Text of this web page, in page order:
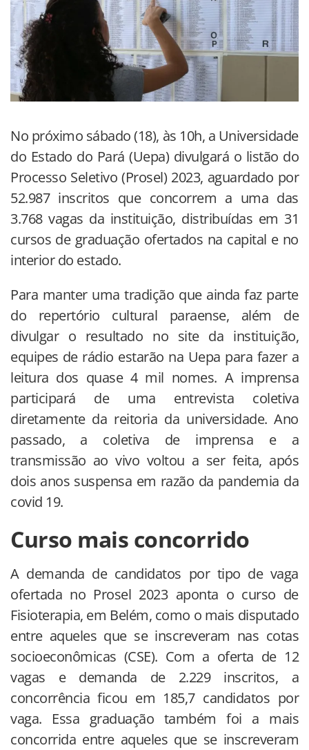
No próximo sábado (18), às 10h, a Universidade
do Estado do Pará (Uepa) divulgará o listão do
Processo Seletivo (Prosel) 2023, aguardado por
52.987 inscritos que concorrem a uma das
3.768 vagas da instituição, distribuídas em 31
cursos de graduação ofertados na capital e no
interior do estado.
Para manter uma tradição que ainda faz parte
do repertório cultural paraense, além de
divulgar o resultado no site da instituição,
equipes de rádio estarão na Uepa para fazer a
leitura dos quase 4 mil nomes. A imprensa
participará de uma entrevista coletiva
diretamente da reitoria da universidade. Ano
passado, a coletiva de imprensa e a
transmissão ao vivo voltou a ser feita, após
dois anos suspensa em razão da pandemia da
covid 19.
Curso mais concorrido
A demanda de candidatos por tipo de vaga
ofertada no Prosel 2023 aponta o curso de
Fisioterapia, em Belém, como o mais disputado
entre aqueles que se inscreveram nas cotas
socioeconômicas (CSE). Com a oferta de 12
vagas e demanda de 2.229 inscritos, a
concorrência ficou em 185,7 candidatos por
vaga. Essa graduação também foi a mais
concorrida entre aqueles que se inscreveram